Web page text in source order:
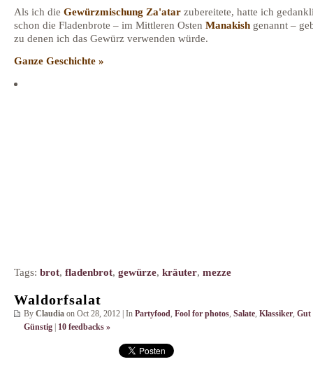
Als ich die Gewürzmischung Za'atar zubereitete, hatte ich
schon die Fladenbrote – im Mittleren Osten Manakish genannt –
zu denen ich das Gewürz verwenden würde.
Ganze Geschichte »
Tags: brot, fladenbrot, gewürze, kräuter, mezze
Waldorfsalat
By Claudia on Oct 28, 2012 | In Partyfood Fool for photos Salate Klassiker Gut
Günstig | 10 feedbacks »